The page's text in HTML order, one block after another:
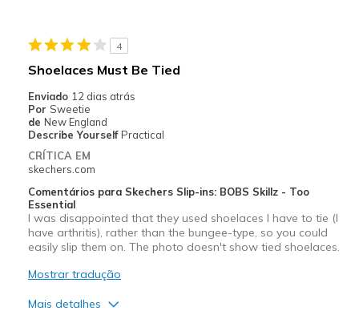
Casual Wear
Sizing
View On Shoes
Shoes are for Wearing
4
Shoelaces Must Be Tied
Enviado 12 dias atrás
Por Sweetie
de New England
Describe Yourself Practical
CRÍTICA EM
skechers.com
Comentários para Skechers Slip-ins: BOBS Skillz - Too
Essential
I was disappointed that they used shoelaces I have to tie (I
have arthritis), rather than the bungee-type, so you could
easily slip them on. The photo doesn't show tied shoelaces.
Mostrar tradução
Mais detalhes